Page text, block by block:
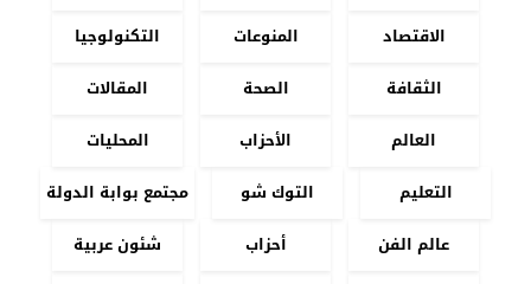
الاقتصاد
المنوعات
التكنولوجيا
الثقافة
الصحة
المقالات
العالم
الأحزاب
المحليات
التعليم
التوك شو
مجتمع بوابة الدولة
عالم الفن
أحزاب
شئون عربية